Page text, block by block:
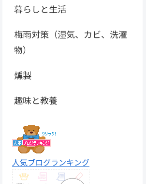
暮らしと生活
梅雨対策（湿気、カビ、洗濯
物）
燻製
趣味と教養
人気ブログランキング